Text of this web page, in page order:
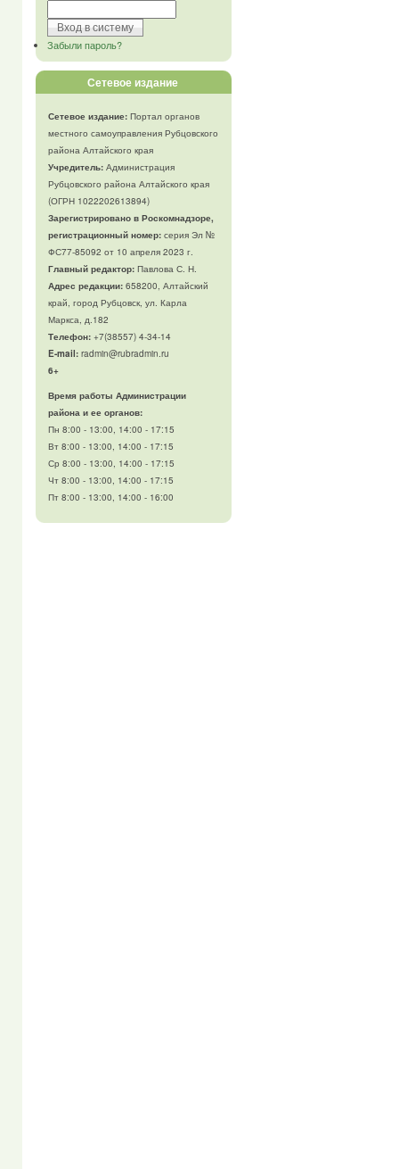
Забыли пароль?
Сетевое издание
Сетевое издание:Портал органов
местного самоуправления Рубцовского
района Алтайского края
Учредитель:Администрация
Рубцовского района Алтайского края
(ОГРН 1022202613894)
Зарегистрировано в Роскомнадзоре,
регистрационный номер:серия Эл №
ФС77-85092 от 10 апреля 2023 г.
Главный редактор:Павлова С. Н.
Адрес редакции:658200, Алтайский
край, город Рубцовск, ул. Карла
Маркса, д.182
Телефон:+7(38557) 4-34-14
E-mail:radmin@rubradmin.ru
6+
Время работы Администрации
района и ее органов:
Пн 8:00 - 13:00, 14:00 - 17:15
Вт 8:00 - 13:00, 14:00 - 17:15
Ср 8:00 - 13:00, 14:00 - 17:15
Чт 8:00 - 13:00, 14:00 - 17:15
Пт 8:00 - 13:00, 14:00 - 16:00